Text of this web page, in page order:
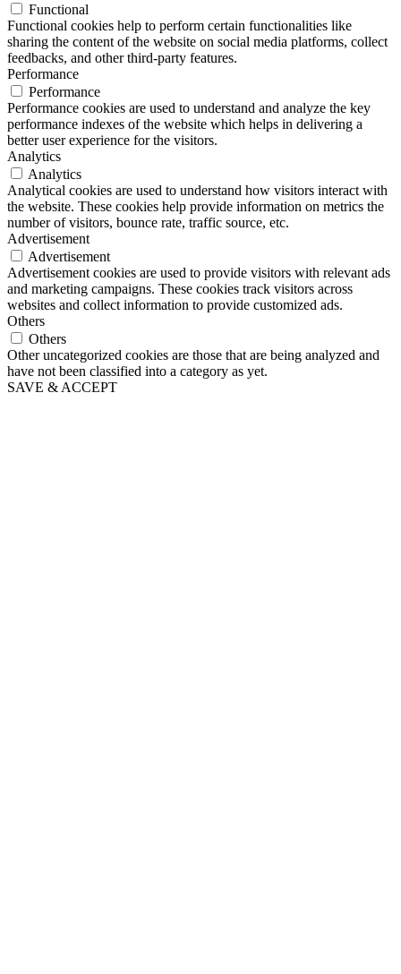
Functional
Functional cookies help to perform certain functionalities like
sharing the content of the website on social media platforms, collect
feedbacks, and other third-party features.
Performance
Performance
Performance cookies are used to understand and analyze the key
performance indexes of the website which helps in delivering a
better user experience for the visitors.
Analytics
Analytics
Analytical cookies are used to understand how visitors interact with
the website. These cookies help provide information on metrics the
number of visitors, bounce rate, traffic source, etc.
Advertisement
Advertisement
Advertisement cookies are used to provide visitors with relevant ads
and marketing campaigns. These cookies track visitors across
websites and collect information to provide customized ads.
Others
Others
Other uncategorized cookies are those that are being analyzed and
have not been classified into a category as yet.
SAVE & ACCEPT